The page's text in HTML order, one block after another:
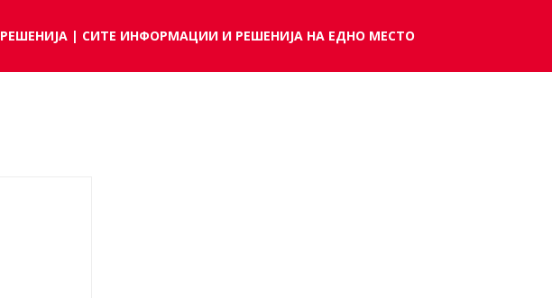
РЕШЕНИЈА | СИТЕ ИНФОРМАЦИИ И РЕШЕНИЈА НА ЕДНО МЕСТО